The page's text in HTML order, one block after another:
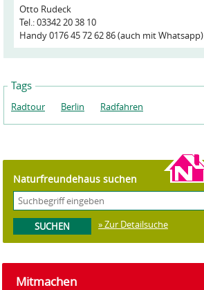
Otto Rudeck
Tel.: 03342 20 38 10
Handy 0176 45 72 62 86 (auch mit Whatsapp)
Tags
Radtour Berlin Radfahren
Naturfreundehaus suchen
» Zur Detailsuche
Mitmachen